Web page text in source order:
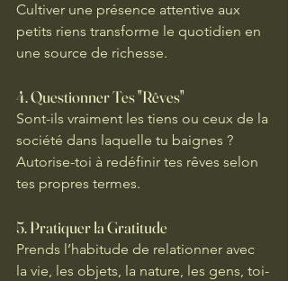
Cultiver une présence attentive aux
petits riens transforme le quotidien en
une source de richesse.
4. Questionner Tes "Rêves"
Sont-ils vraiment les tiens ou ceux de la
société dans laquelle tu baignes ?
Autorise-toi à redéfinir tes rêves selon
tes propres termes.
5. Pratiquer la Gratitude
Prends l’habitude de relationner avec
la vie, les objets, la nature, les gens, toi-